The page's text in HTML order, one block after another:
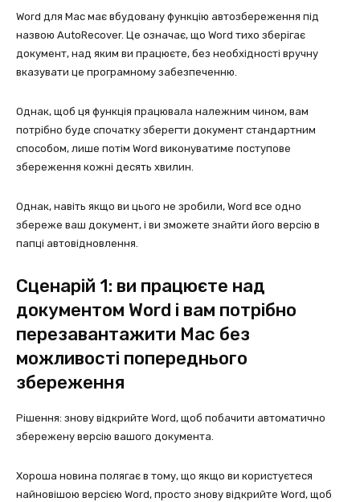
Word для Mac має вбудовану функцію автозбереження під
назвою AutoRecover. Це означає, що Word тихо зберігає
документ, над яким ви працюєте, без необхідності вручну
вказувати це програмному забезпеченню.
Однак, щоб ця функція працювала належним чином, вам
потрібно буде спочатку зберегти документ стандартним
способом, лише потім Word виконуватиме поступове
збереження кожні десять хвилин.
Однак, навіть якщо ви цього не зробили, Word все одно
збереже ваш документ, і ви зможете знайти його версію в
папці автовідновлення.
Сценарій 1: ви працюєте над
документом Word і вам потрібно
перезавантажити Mac без
можливості попереднього
збереження
Рішення: знову відкрийте Word, щоб побачити автоматично
збережену версію вашого документа.
Хороша новина полягає в тому, що якщо ви користуєтеся
найновішою версією Word, просто знову відкрийте Word, щоб